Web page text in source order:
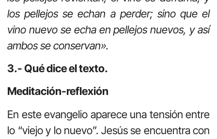
los pellejos se echan a perder; sino que el
vino nuevo se echa en pellejos nuevos, y así
ambos se conservan».
3.- Qué dice el texto.
Meditación-reflexión
En este evangelio aparece una tensión entre
lo “viejo y lo nuevo”. Jesús se encuentra con